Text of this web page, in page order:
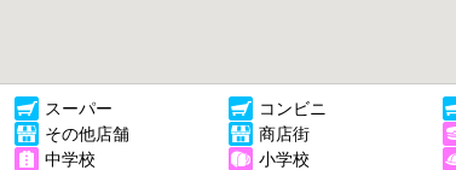
スーパー コンビニ
その他店舗 商店街
中学校 小学校